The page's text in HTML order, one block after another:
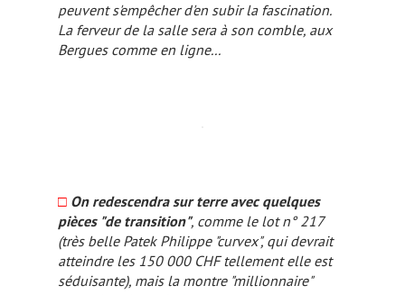
peuvent s'empêcher d'en subir la fascination.
La ferveur de la salle sera à son comble, aux
Bergues comme en ligne...
□ On redescendra sur terre avec quelques
pièces "de transition", comme le lot n° 217
(très belle Patek Philippe "curvex", qui devrait
atteindre les 150 000 CHF tellement elle est
séduisante), mais la montre "millionnaire"